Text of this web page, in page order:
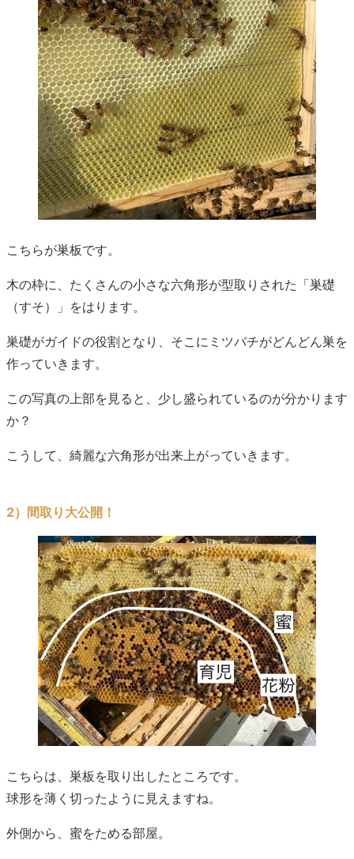
こちらが巣板です。
木の枠に、たくさんの小さな六角形が型取りされた「巣礎
（すそ）」をはります。
巣礎がガイドの役割となり、そこにミツバチがどんどん巣を
作っていきます。
この写真の上部を見ると、少し盛られているのが分かります
か？
こうして、綺麗な六角形が出来上がっていきます。
2）間取り大公開！
こちらは、巣板を取り出したところです。
球形を薄く切ったように見えますね。
外側から、蜜をためる部屋。